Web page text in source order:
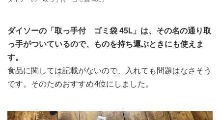
ダイソーの「取っ手付 ゴミ袋 45L」は、その名の通り取
っ手がついているので、ものを持ち運ぶときにも使えま
す。
食品に関しては記載がないので、入れても問題はなさそう
です。そのためおすすめ4位にしました。